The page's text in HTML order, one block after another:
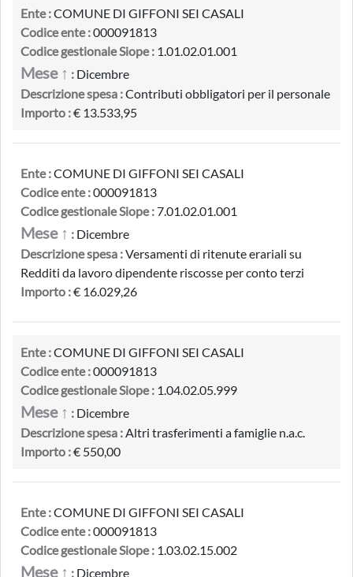
Ente :COMUNE DI GIFFONI SEI CASALI
Codice ente :000091813
Codice gestionale Siope : 1.01.02.01.001
Mese ↑ : Dicembre
Descrizione spesa :Contributi obbligatori per il personale
Importo :€ 13.533,95
Ente :COMUNE DI GIFFONI SEI CASALI
Codice ente :000091813
Codice gestionale Siope :7.01.02.01.001
Mese ↑ : Dicembre
Descrizione spesa :Versamenti di ritenute erariali su
Redditi da lavoro dipendente riscosse per conto terzi
Importo :€ 16.029,26
Ente :COMUNE DI GIFFONI SEI CASALI
Codice ente :000091813
Codice gestionale Siope : 1.04.02.05.999
Mese ↑ : Dicembre
Descrizione spesa :Altri trasferimenti a famiglie n.a.c.
Importo :€ 550,00
Ente :COMUNE DI GIFFONI SEI CASALI
Codice ente :000091813
Codice gestionale Siope : 1.03.02.15.002
Mese ↑ : Dicembre